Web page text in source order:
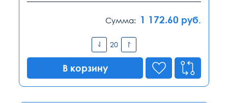
Сумма: 1 172.60 руб.
В корзину